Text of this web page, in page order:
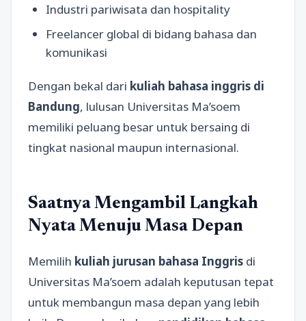
Industri pariwisata dan hospitality
Freelancer global di bidang bahasa dan
komunikasi
Dengan bekal dari kuliah bahasa inggris di
Bandung, lulusan Universitas Ma’soem
memiliki peluang besar untuk bersaing di
tingkat nasional maupun internasional.
Saatnya Mengambil Langkah
Nyata Menuju Masa Depan
Memilih kuliah jurusan bahasa Inggris di
Universitas Ma’soem adalah keputusan tepat
untuk membangun masa depan yang lebih